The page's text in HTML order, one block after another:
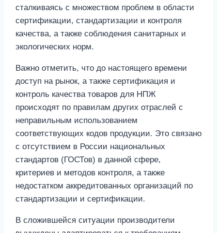
сталкиваясь с множеством проблем в области
сертификации, стандартизации и контроля
качества, а также соблюдения санитарных и
экологических норм.
Важно отметить, что до настоящего времени
доступ на рынок, а также сертификация и
контроль качества товаров для НПЖ
происходят по правилам других отраслей с
неправильным использованием
соответствующих кодов продукции. Это связано
с отсутствием в России национальных
стандартов (ГОСТов) в данной сфере,
критериев и методов контроля, а также
недостатком аккредитованных организаций по
стандартизации и сертификации.
В сложившейся ситуации производители